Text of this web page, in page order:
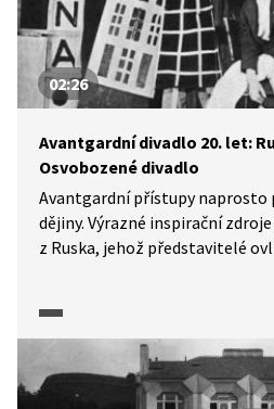
scény, která výrazně
i kulturní dění.
02:26
Avantgardní divadlo 20. let:
Osvobozené divadlo
Avantgardní přístupy naprosto
dějiny. Výrazné inspirační
z Ruska, jehož představitelé
cyklu Moderna, avantgarda:
20. století (2025) ozřejmí
divadelního konstruktivismu i
raného Osvobozeného divadla.